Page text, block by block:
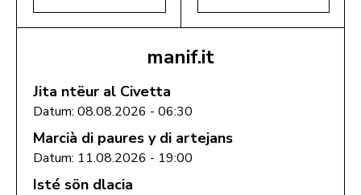
manif.it
Jita ntëur al Civetta
Datum: 08.08.2026 - 06:30
Marcià di paures y di artejans
Datum: 11.08.2026 - 19:00
Isté sön dlacia